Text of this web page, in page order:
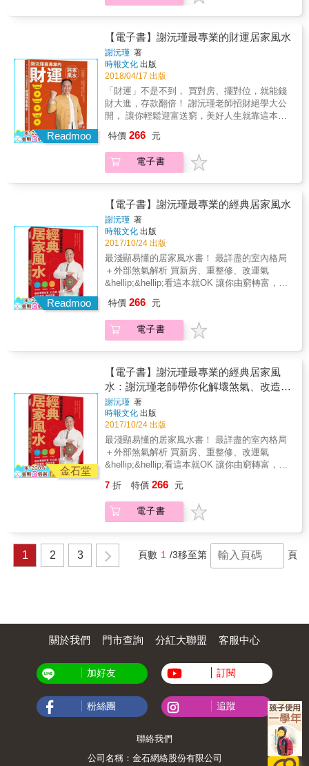
冰箱屬水，不讓水火相鄰或相對就一切OK。 餐
廳「桌穩椅靠」：餐桌椅材質宜穩重、色系宜
「暗房床暖」：客廳亮，臥室就要暗，房內色
系溫暖舒服，才能一覺好眠，健康無虞。 & 風
水好宅不是有錢人的專利，風水國師詹惟中依
照八字流年、生肖、五行、面相、風水陽宅等
命理學原則，教你把沙發、床鋪、電視櫃、餐
桌等家具擺在最正確的位置，並挑選最適合自
己的款式及顏色，讓每天居住的「家」產生好
於提升自我能量，自此無往不利，心想事成！
你會發現，原來好的住宅風水，不拘任何形
式、不論任何風格，只要留意居家家具擺設，
然大開！ 本書將謝沅瑾老師的風水專業集大
成，配合珍貴的現場實際堪輿照片及大量圖
表，將文字無法傳達的空間概念，變得簡單、
易懂、好讀！其實每個人都有財運，只是不懂
得招來財氣！跟著謝老師的步驟逐步檢視居家
環境，從此風生水起，由窮轉富、由富轉貴，
功名富貴接連到來！ 本書特色 謝沅瑾老師不藏
私奉獻風水密技，提供詳細又專業的風水建
議。 清楚的版面配置，搭配現場實景圖及圖
用添財法寶、化解漏財煞氣，按部就班改善居
家風水。 提供真實風水案例，並以科學實證輔
助，讓風水不再只是紙上談兵。
Readmoo
【電子書】謝沅瑾最專業的財運居家風水
謝沅瑾 著
時報文化 出版
2018/04/17 出版
「財運」不是不到， 買對房、擺對位，就能錢
財大進，存款翻倍！ 謝沅瑾老師招財絕學大公
開， 讓你輕鬆迎富送窮，美好人生就靠這本！
宅旺財招財錢母」！讓你和財富更接近，天天
平安喜樂、又旺又富！ 財運掌管一生貧富，想
改變命運嗎？ 風水大師謝沅瑾教你化解壞煞
散。 第２招：善用招財好寶物，增強財氣錢包
滿。 第３招：居家風水來輔助，正財偏財攏宗
來。 房屋風水好，財門自然大開！ 本書將謝沅
瑾老師的風水專業集大成，配合珍貴的現場實
際堪輿照片及大量圖表，將文字無法傳達的空
間概念，變得簡單、易懂、好讀！其實每個人
都有財運，只是不懂得招來財氣！跟著謝老師
的步驟逐步檢視居家環境，從此風生水起，由
窮轉富、由富轉貴，功名富貴接連到來！ 本書
細又專業的風水建議。 清楚的版面配置，搭配
現場實景圖及圖解，連小孩子都看得懂。 從認
識財位開始，運用添財法寶、化解漏財煞氣，
並以科學實證輔助，讓風水不再只是紙上談
兵。
特價 266 元
電子書
Readmoo
【電子書】謝沅瑾最專業的經典居家風水
謝沅瑾 著
時報文化 出版
2017/10/24 出版
最淺顯易懂的居家風水書！ 最詳盡的室內格局
＋外部煞氣解析 買新房、重整修、改運氣
&hellip;&hellip;看這本就OK 讓你由窮轉富，由
一樣都住社區大樓，每戶的大門座向卻不一定
相同？ 「左青龍、右白虎」，其實不適用於家
中每個地方？ 同樣是葫蘆，有的是治病防煞、
實也可以當作是陽台？ 本書將謝沅瑾老師的風
水專業集大成，導正你所有關於風水的誤解偏
見！風水是為了讓人住得舒適、健康演變而
成，而不是為了改而改；所有關於居家風水的
疑難雜症，無論是內部格局還是外部煞氣，這
本書都會一一替你解答。 此外，書內除了謝老
師平易近人的風水說明之外，也配合珍貴的現
場實際堪輿照片及大量圖表，將文字無法傳達
的空間概念，變得簡單、易懂、好讀！讓你輕
鬆跟著謝老師的步驟檢視居家環境、改善家中
貴接連到來！ 本書重點 謝沅瑾老師不藏私奉獻
風水密技，提供詳細又專業的風水建議。 清楚
的版面配置，搭配現場實景圖及圖解，連小孩
子都看得懂。 從認識風水開始，化解煞氣、招
來好運，Step by Step鑑定好房。 依房屋格局
分門別類，從外部環境到內部空間，居家檢測
特價 266 元
電子書
金石堂
【電子書】謝沅瑾最專業的經典居家風
水：謝沅瑾老師帶你化解壞煞氣、改造好
格局住好宅，從此風生水起好運來！
謝沅瑾 著
時報文化 出版
2017/10/24 出版
最淺顯易懂的居家風水書！ 最詳盡的室內格局
＋外部煞氣解析 買新房、重整修、改運氣
&hellip;&hellip;看這本就OK 讓你由窮轉富，由
一樣都住社區大樓，每戶的大門座向卻不一定
相同？ 「左青龍、右白虎」，其實不適用於家
中每個地方？ 同樣是葫蘆，有的是治病防煞、
實也可以當作是陽台？ 本書將謝沅瑾老師的風
水專業集大成，導正你所有關於風水的誤解偏
師平易近人的風水說明之外，也配合珍貴的現
場實際堪輿照片及大量圖表，將文字無法傳達
鬆跟著謝老師的步驟檢視居家環境、改善家中
風水，從此風生水起，健康、平安、幸福、富
風水密技，提供詳細又專業的風水建議。 清楚
的版面配置，搭配現場實景圖及圖解，連小孩
來好運，Step by Step鑑定好房。 依房屋格局
分門別類，從外部環境到內部空間，居家檢測
超容易。
7 折 特價 266 元
電子書
1 2 3 頁數 1 /3移至第 頁
關於我們 門市查詢 分紅大聯盟 客服中心
加好友 訂閱
粉絲團 追蹤
聯絡我們
公司名稱：金石網絡股份有限公司